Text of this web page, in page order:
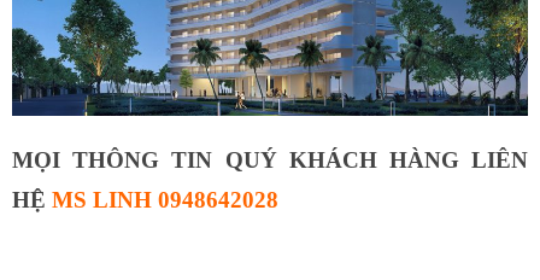
MỌI THÔNG TIN QUÝ KHÁCH HÀNG LIÊN
HỆ MS LINH 0948642028